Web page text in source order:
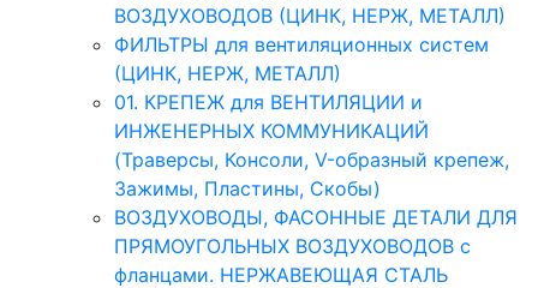
ВОЗДУХОВОДОВ (ЦИНК, НЕРЖ, МЕТАЛЛ)
ФИЛЬТРЫ для вентиляционных систем
(ЦИНК, НЕРЖ, МЕТАЛЛ)
01. КРЕПЕЖ для ВЕНТИЛЯЦИИ и
ИНЖЕНЕРНЫХ КОММУНИКАЦИЙ
(Траверсы, Консоли, V-образный крепеж,
Зажимы, Пластины, Скобы)
ВОЗДУХОВОДЫ, ФАСОННЫЕ ДЕТАЛИ ДЛЯ
ПРЯМОУГОЛЬНЫХ ВОЗДУХОВОДОВ с
фланцами. НЕРЖАВЕЮЩАЯ СТАЛЬ